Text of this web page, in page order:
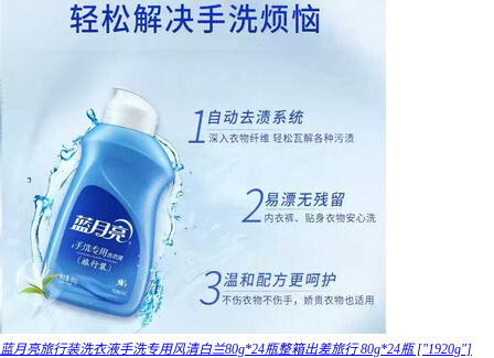
蓝月亮旅行装洗衣液手洗专用风清白兰80g*24瓶整箱出差旅行 80g*24瓶 ["1920g"]